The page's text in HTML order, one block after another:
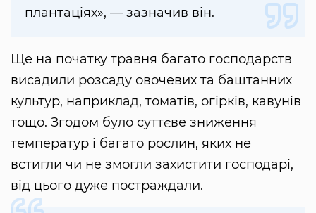
плантаціях», — зазначив він.
Ще на початку травня багато господарств
висадили розсаду овочевих та баштанних
культур, наприклад, томатів, огірків, кавунів
тощо. Згодом було суттєве зниження
температур і багато рослин, яких не
встигли чи не змогли захистити господарі,
від цього дуже постраждали.